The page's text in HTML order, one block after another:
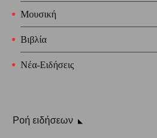
Μουσική
Βιβλία
Νέα-Ειδήσεις
Ροή ειδήσεων